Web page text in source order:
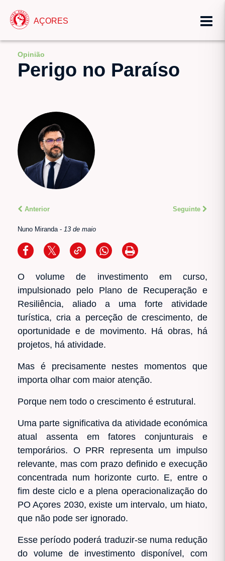
AÇORES
Opinião
Perigo no Paraíso
Anterior Seguinte
Nuno Miranda- 13 de maio
O volume de investimento em curso,
impulsionado pelo Plano de Recuperação e
Resiliência, aliado a uma forte atividade
turística, cria a perceção de crescimento, de
oportunidade e de movimento. Há obras, há
projetos, há atividade.
Mas é precisamente nestes momentos que
importa olhar com maior atenção.
Porque nem todo o crescimento é estrutural.
Uma parte significativa da atividade económica
atual assenta em fatores conjunturais e
temporários. O PRR representa um impulso
relevante, mas com prazo definido e execução
concentrada num horizonte curto. E, entre o
fim deste ciclo e a plena operacionalização do
PO Açores 2030, existe um intervalo, um hiato,
que não pode ser ignorado.
Esse período poderá traduzir-se numa redução
do volume de investimento disponível, com